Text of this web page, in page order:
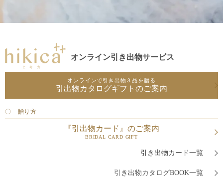
オンライン引き出物サービス
オンラインで引き出物３品を贈る
引出物カタログギフトのご案内
〇 贈り方
『引出物カード』のご案内
BRIDAL CARD GIFT
引き出物カード一覧
引き出物カタログBOOK一覧